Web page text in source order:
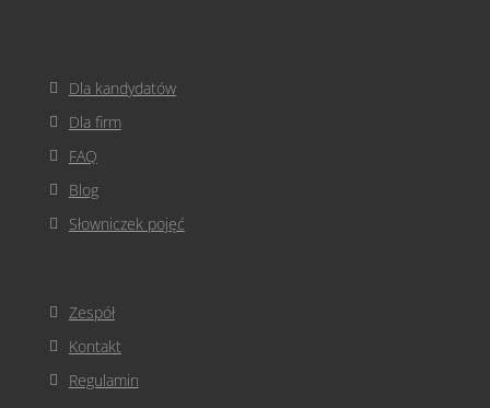
Dla kandydatów
Dla firm
FAQ
Blog
Słowniczek pojęć
Zespół
Kontakt
Regulamin